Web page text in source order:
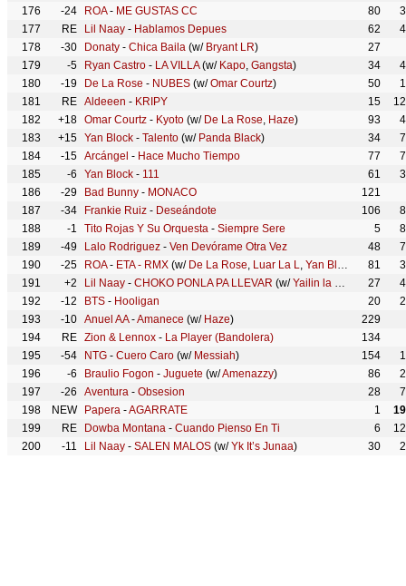
176
-24 ROA- ME GUSTAS CC 80
177
RE Lil Naay - Hablamos Depues 62
178
-30 Donaty - Chica Baila (w/ Bryant LR)
27
179
-5 Ryan Castro - LA VILLA(w/ Kapo, Gangsta) 34
180
-19 De La Rose - NUBES (w/Omar Courtz) 50
181
RE Aldeeen - KRIPY 15
182
+18 Omar Courtz - Kyoto (w/ De La Rose, Haze) 93
183
+15 Yan Block - Talento (w/ Panda Black) 34
184
-15 Arcángel - Hace Mucho Tiempo 77
185
-6 Yan Block - 111 61
186
-29 Bad Bunny - MONACO
121
187
-34 Frankie Ruiz - Deseándote 106
188
-1 Tito Rojas Y Su Orquesta - Siempre Sere 5
189
-49 Lalo Rodriguez - Ven Devórame Otra Vez 48
190
-25 ROA- ETA - RMX (w/ De La Rose, Luar La L, Yan Block Omar
81
191
+2 Lil Naay - CHOKO PONLA PA LLEVAR (w/Yailin la Mas Viral 27
192
-12 BTS - Hooligan 20
193
-10 Anuel AA-Amanece (w/ Haze)
229
194
RE Zion & Lennox - La Player (Bandolera)
134
195
-54 NTG - Cuero Caro (w/ Messiah) 154
196
-6 Braulio Fogon - Juguete (w/Amenazzy) 86
197
-26 Aventura - Obsesion 28
198
NEW Papera -AGARRATE 1
199
RE Dowba Montana - Cuando Pienso En Ti 6
200
-11 Lil Naay - SALEN MALOS (w/Yk It’s Junaa) 30